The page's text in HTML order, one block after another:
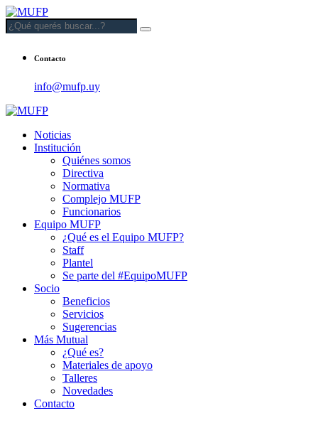
Contacto
info@mufp.uy
Noticias
Institución
Quiénes somos
Directiva
Normativa
Complejo MUFP
Funcionarios
Equipo MUFP
¿Qué es el Equipo MUFP?
Staff
Plantel
Se parte del #EquipoMUFP
Socio
Beneficios
Servicios
Sugerencias
Más Mutual
¿Qué es?
Materiales de apoyo
Talleres
Novedades
Contacto